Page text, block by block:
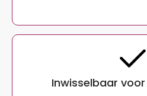
Inwisselbaar